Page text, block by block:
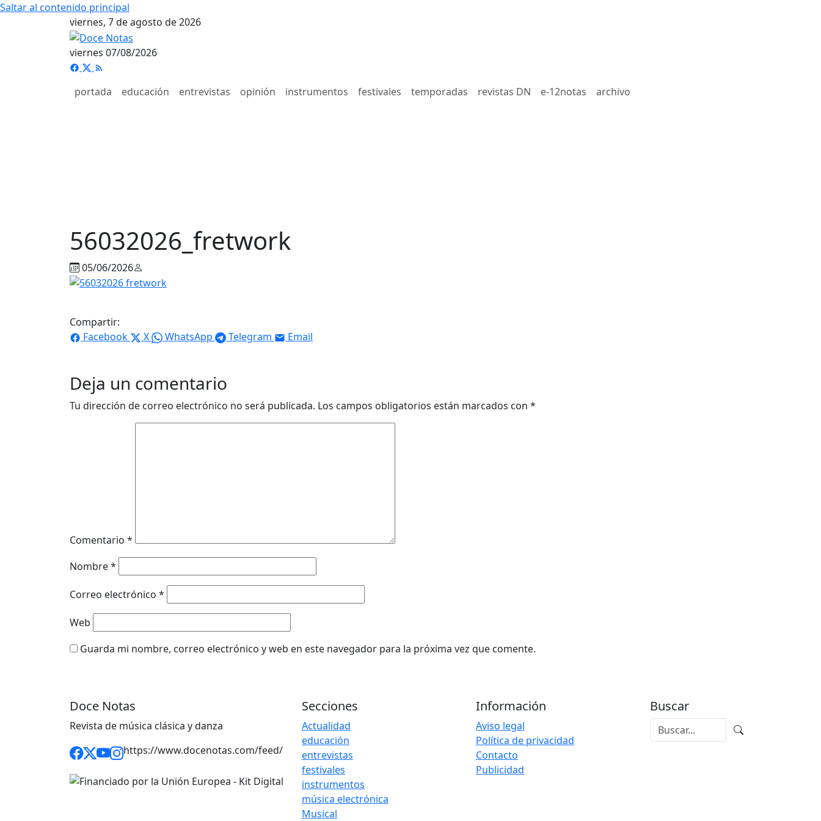
Saltar al contenido principal
viernes, 7 de agosto de 2026
viernes 07/08/2026
portada educación entrevistas opinión instrumentos festivales temporadas revistas DN e-12notas archivo
56032026_fretwork
05/06/2026
Compartir:
Facebook
X WhatsApp Telegram Email
Deja un comentario
Tu dirección de correo electrónico no será publicada. Los campos obligatorios están marcados con *
Comentario *
Nombre*
Correo electrónico *
Web
Guarda mi nombre, correo electrónico y web en este navegador para la próxima vez que comente.
Doce Notas
Revista de música clásica y danza
https://www.docenotas.com/feed/
Secciones
Actualidad
educación
entrevistas
festivales
instrumentos
música electrónica
Musical
Información
Aviso legal
Política de privacidad
Contacto
Publicidad
Buscar